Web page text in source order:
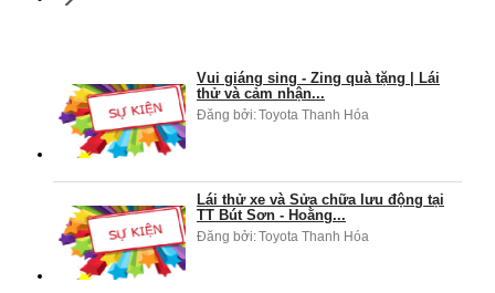
Vui giáng sing - Zing quà tặng | Lái
thử và cảm nhận...
Đăng bởi:Toyota Thanh Hóa
Lái thử xe và Sửa chữa lưu động tại
TT Bút Sơn - Hoằng...
Đăng bởi:Toyota Thanh Hóa